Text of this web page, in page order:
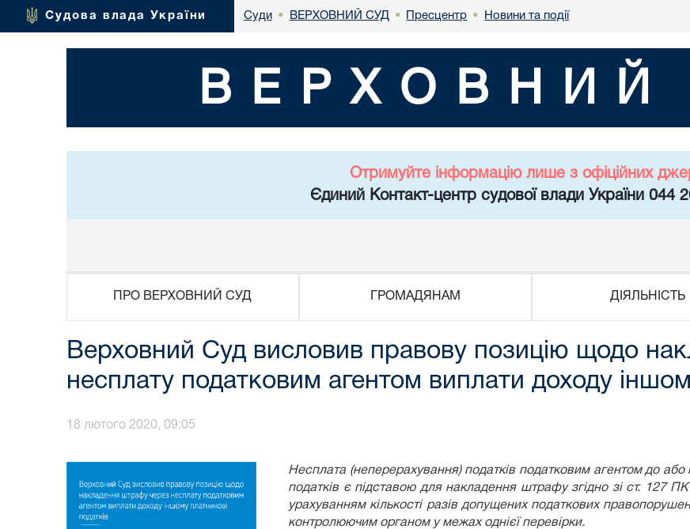
Судова влада України Суди • ВЕРХОВНИЙ СУД • Пресцентр • Новини та події
ВЕРХОВНИЙ
Отримуйте інформацію лише з офіційних
Єдиний Контакт-центр судової влади України 044
ПРО ВЕРХОВНИЙ СУД ГРОМАДЯНАМ ДІЯЛЬНІСТЬ
Верховний Суд висловив правову позицію щодо
несплату податковим агентом виплати доходу
18 лютого 2020, 09:05
Несплата (неперерахування) податків податковим агентом до
податків є підставою для накладення штрафу згідно зі ст. 127
урахуванням кількості разів допущених податкових
контролюючим органом у межах однієї перевірки.